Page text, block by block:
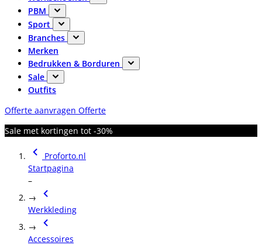
PBM
Sport
Branches
Merken
Bedrukken & Borduren
Sale
Outfits
Offerte aanvragen Offerte
Sale met kortingen tot -30%
Proforto.nl
Startpagina
–
→
Werkkleding
→
Accessoires